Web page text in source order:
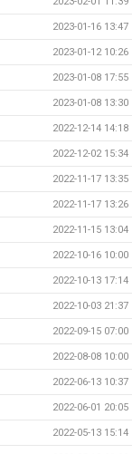
2023-01-16 13:47
2023-01-12 10:26
2023-01-08 17:55
2023-01-08 13:30
2022-12-14 14:18
2022-12-02 15:34
2022-11-17 13:35
2022-11-17 13:26
2022-11-15 13:04
2022-10-16 10:00
2022-10-13 17:14
2022-10-03 21:37
2022-09-15 07:00
2022-08-08 10:00
2022-06-13 10:37
2022-06-01 20:05
2022-05-13 15:14